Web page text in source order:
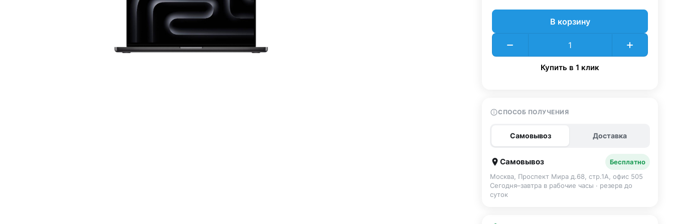
В корзину
Купить в 1 клик
СПОСОБ ПОЛУЧЕНИЯ
Самовывоз Доставка
Самовывоз
Бесплатно
Москва, Проспект Мира д.68, стр.1А, офис 505
Сегодня–завтра в рабочие часы · резерв до
суток